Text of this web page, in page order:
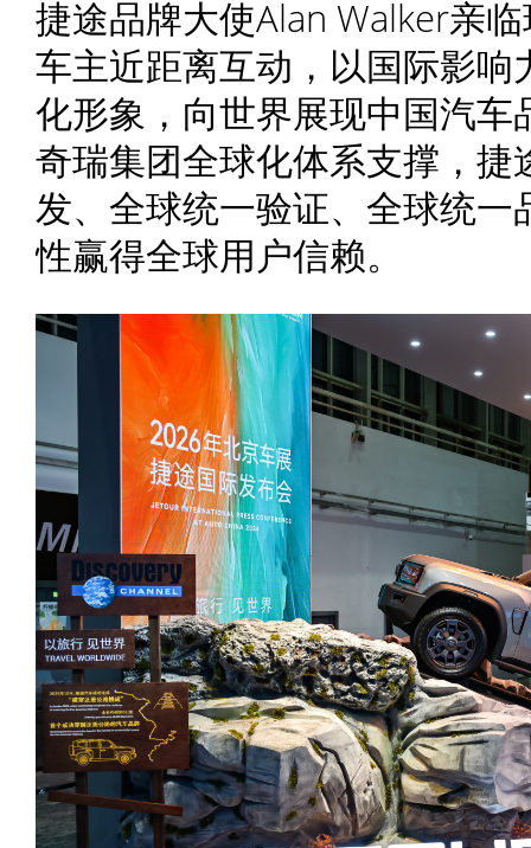
捷途品牌大使Alan Walker亲
车主近距离互动，以国际影
化形象，向世界展现中国汽
奇瑞集团全球化体系支撑，
发、全球统一验证、全球统
性赢得全球用户信赖。